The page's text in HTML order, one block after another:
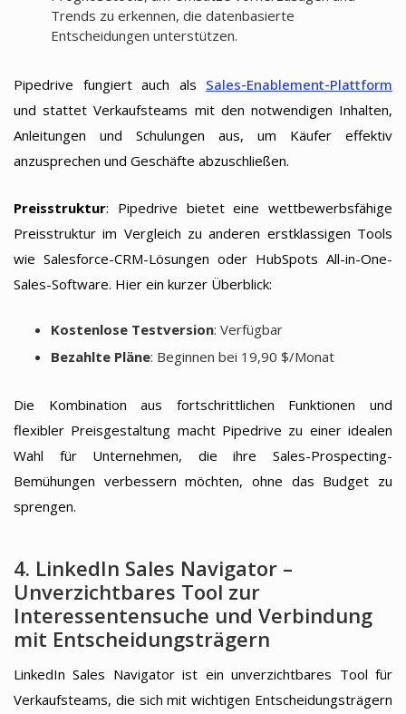
Trends zu erkennen, die datenbasierte
Entscheidungen unterstützen.
Pipedrive fungiert auch als Sales-Enablement-Plattform
und stattet Verkaufsteams mit den notwendigen Inhalten,
Anleitungen und Schulungen aus, um Käufer effektiv
anzusprechen und Geschäfte abzuschließen.
Preisstruktur: Pipedrive bietet eine wettbewerbsfähige
Preisstruktur im Vergleich zu anderen erstklassigen Tools
wie Salesforce-CRM-Lösungen oder HubSpots All-in-One-
Sales-Software. Hier ein kurzer Überblick:
Kostenlose Testversion: Verfügbar
Bezahlte Pläne: Beginnen bei 19,90 $/Monat
Die Kombination aus fortschrittlichen Funktionen und
flexibler Preisgestaltung macht Pipedrive zu einer idealen
Wahl für Unternehmen, die ihre Sales-Prospecting-
Bemühungen verbessern möchten, ohne das Budget zu
sprengen.
4. LinkedIn Sales Navigator –
Unverzichtbares Tool zur
Interessentensuche und Verbindung
mit Entscheidungsträgern
LinkedIn Sales Navigator ist ein unverzichtbares Tool für
Verkaufsteams, die sich mit wichtigen Entscheidungsträgern